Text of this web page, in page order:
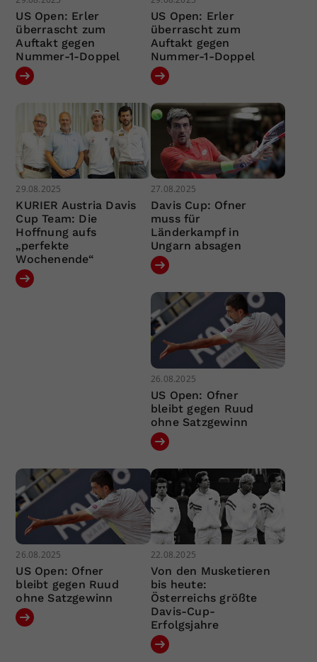
US Open: Erler
überrascht zum
Auftakt gegen
Nummer-1-Doppel
US Open: Erler
überrascht zum
Auftakt gegen
Nummer-1-Doppel
29.08.2025
KURIER Austria Davis
Cup Team: Die
Hoffnung aufs
„perfekte
Wochenende“
27.08.2025
Davis Cup: Ofner
muss für
Länderkampf in
Ungarn absagen
26.08.2025
US Open: Ofner
bleibt gegen Ruud
ohne Satzgewinn
26.08.2025
US Open: Ofner
bleibt gegen Ruud
ohne Satzgewinn
22.08.2025
Von den Musketieren
bis heute:
Österreichs größte
Davis-Cup-
Erfolgsjahre